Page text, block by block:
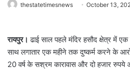
thestatetimesnews October 13,
रायपुर। ढाई साल पहले मंदिर हसौद क्षेत्र में
साथ लगातार एक महीने तक दुष्कर्म करने के
20 वर्ष के सश्रम कारावास और दो हजार रुपये